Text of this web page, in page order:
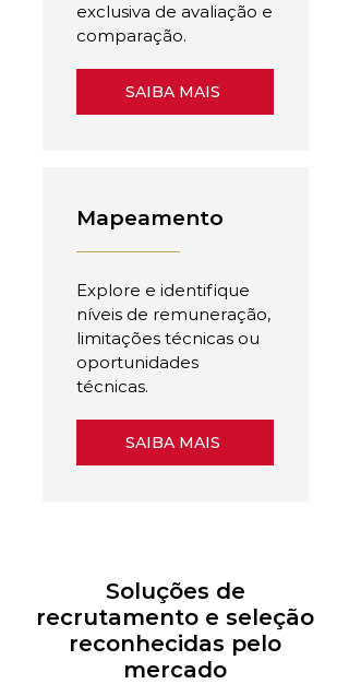
exclusiva de avaliação e
comparação.
SAIBA MAIS
Mapeamento
Explore e identifique
níveis de remuneração,
limitações técnicas ou
oportunidades
técnicas.
SAIBA MAIS
Soluções de
recrutamento e seleção
reconhecidas pelo
mercado